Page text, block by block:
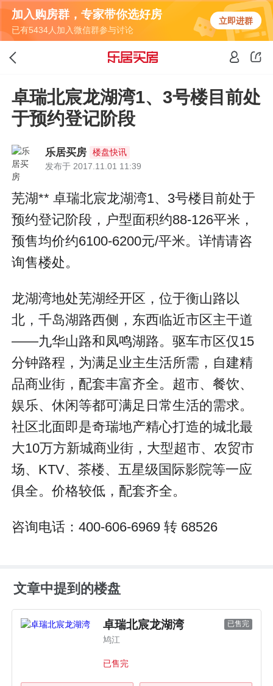
加入购房群，专家带你选好房
已有5434人加入微信群参与讨论
立即进群
卓瑞北宸龙湖湾1、3号楼目前处
于预约登记阶段
乐居买房
楼盘快讯
发布于 2017.11.01 11:39
芜湖** 卓瑞北宸龙湖湾1、3号楼目前处于
预约登记阶段，户型面积约88-126平米，
预售均价约6100-6200元/平米。详情请咨
询售楼处。
龙湖湾地处芜湖经开区，位于衡山路以
北，千岛湖路西侧，东西临近市区主干道
——九华山路和凤鸣湖路。驱车市区仅15
分钟路程，为满足业主生活所需，自建精
品商业街，配套丰富齐全。超市、餐饮、
娱乐、休闲等都可满足日常生活的需求。
社区北面即是奇瑞地产精心打造的城北最
大10万方新城商业街，大型超市、农贸市
场、KTV、茶楼、五星级国际影院等一应
俱全。价格较低，配套齐全。
咨询电话：400-606-6969 转 68526
文章中提到的楼盘
卓瑞北宸龙湖湾 已售完
鸠江
已售完